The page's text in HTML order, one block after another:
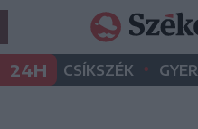
24H CSÍKSZÉK •